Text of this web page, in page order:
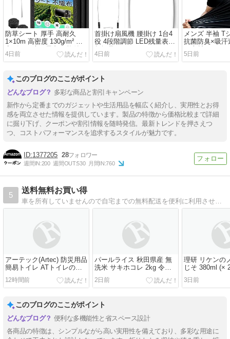
防草シート 厚手 高耐久
1×10m 高密度 130g/m² 固
定ピン20本と黒丸20枚付き
4日前
首掛け扇風機 腰掛け 1台4
役 4段階調節 LED残量表示
超軽量
4日前
メンズ 半袖 T
抗菌防臭×吸汗
ュ素材
5日前
このブログのここがポイント
多彩な商品と割引キャンペーン
新作から定番までのガジェットや生活用品を幅広く紹介し、実用性とお得
感を両立させた情報を提供しています。製品の特徴から価格比較まで詳細
に掘り下げ、クーポンや割引情報を随時発信。最新トレンドを押さえつ
つ、コストパフォーマンスを追求するスタイルが魅力です。
1377205 28
週間IN:200 週間OUT:530 月間IN:760
5
送料無料お買い得
車を所有していませんので自宅までの無料配送を便利に利用させてもらっています
アーテック(Artec) 防災用品
簡易トイレ ATトイレの凝
固剤 100個入 35663
12時間前
パールライス 秋田県産 無
洗米 サキホコレ 2kg 令和7
年産 アウトレット
2日前
理研 リケンの
じそ 380ml (×
3日前
このブログのここがポイント
便利な多機能性と省スペース設計
各商品の特徴は、シンプルながら高い実用性を備えており、多彩な用途に